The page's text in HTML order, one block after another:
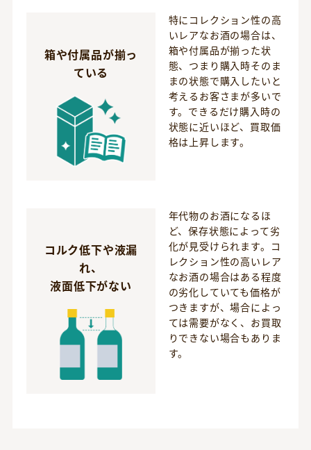
箱や付属品が揃っ
ている
特にコレクション性の高
いレアなお酒の場合は、
箱や付属品が揃った状
態、つまり購入時そのま
まの状態で購入したいと
考えるお客さまが多いで
す。できるだけ購入時の
状態に近いほど、買取価
格は上昇します。
コルク低下や液漏
れ、
液面低下がない
年代物のお酒になるほ
ど、保存状態によって劣
化が見受けられます。コ
レクション性の高いレア
なお酒の場合はある程度
の劣化していても価格が
つきますが、場合によっ
ては需要がなく、お買取
りできない場合もありま
す。